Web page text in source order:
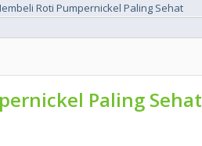
Roti Pumpernickel Paling Sehat
Paling Sehat